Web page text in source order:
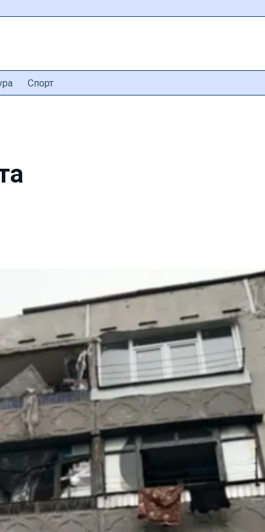
Спорт